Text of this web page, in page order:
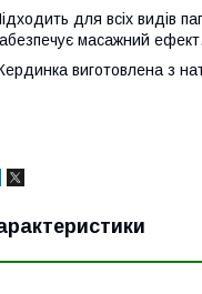
для всіх видів
масажний
виготовлена з